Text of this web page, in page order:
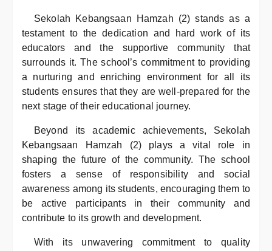
Sekolah Kebangsaan Hamzah (2) stands as a
testament to the dedication and hard work of its
educators and the supportive community that
surrounds it. The school’s commitment to providing
a nurturing and enriching environment for all its
students ensures that they are well-prepared for the
next stage of their educational journey.
Beyond its academic achievements, Sekolah
Kebangsaan Hamzah (2) plays a vital role in
shaping the future of the community. The school
fosters a sense of responsibility and social
awareness among its students, encouraging them to
be active participants in their community and
contribute to its growth and development.
With its unwavering commitment to quality